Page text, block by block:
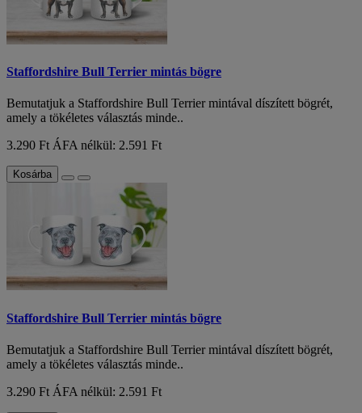
Staffordshire Bull Terrier mintás bögre
Bemutatjuk a Staffordshire Bull Terrier mintával díszített bögrét,
amely a tökéletes választás minde..
3.290 Ft ÁFA nélkül: 2.591 Ft
Kosárba
Staffordshire Bull Terrier mintás bögre
Bemutatjuk a Staffordshire Bull Terrier mintával díszített bögrét,
amely a tökéletes választás minde..
3.290 Ft ÁFA nélkül: 2.591 Ft